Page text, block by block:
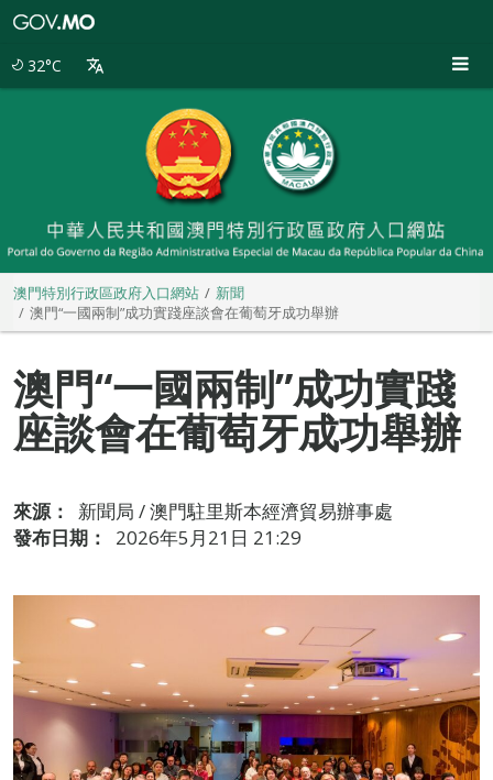
32°C
澳門特別行政區政府入口網站
新聞
澳門“一國兩制”成功實踐座談會在葡萄牙成功舉辦
澳門“一國兩制”成功實踐
座談會在葡萄牙成功舉辦
來源：
新聞局 / 澳門駐里斯本經濟貿易辦事處
發布日期：
2026年5月21日 21:29